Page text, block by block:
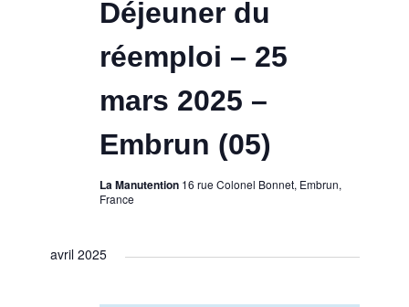
Déjeuner du
réemploi – 25
mars 2025 –
Embrun (05)
La Manutention 16 rue Colonel Bonnet, Embrun,
France
avril 2025